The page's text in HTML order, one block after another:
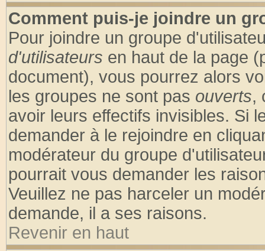
Comment puis-je joindre un
Pour joindre un groupe
d'utilisateurs en haut de la page
document), vous pourrez alors
les groupes ne sont pas ouverts,
avoir leurs effectifs invisibles. Si
demander à le rejoindre en
modérateur du groupe
pourrait vous demander les
Veuillez ne pas harceler un
demande, il a ses raisons.
Revenir en haut